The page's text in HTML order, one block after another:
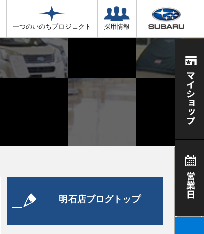
一つのいのちプロジェクト 採用情報
明石店ブログトップ